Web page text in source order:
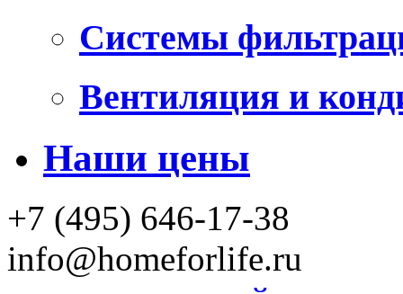
Системы
Вентиляция и
Наши цены
+7 (495) 646-17-38
info@homeforlife.ru